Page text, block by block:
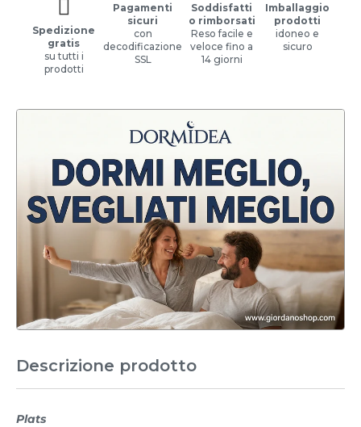
Spedizione
gratis
su tutti i
prodotti
Pagamenti
sicuri
con
decodificazione
SSL
Soddisfatti
o rimborsati
Reso facile e
veloce fino a
14 giorni
Imballaggio
prodotti
idoneo e
sicuro
Descrizione prodotto
Plats